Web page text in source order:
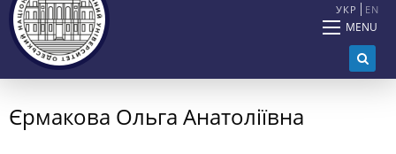
УКР EN
MENU
Єрмакова Ольга Анатоліївна